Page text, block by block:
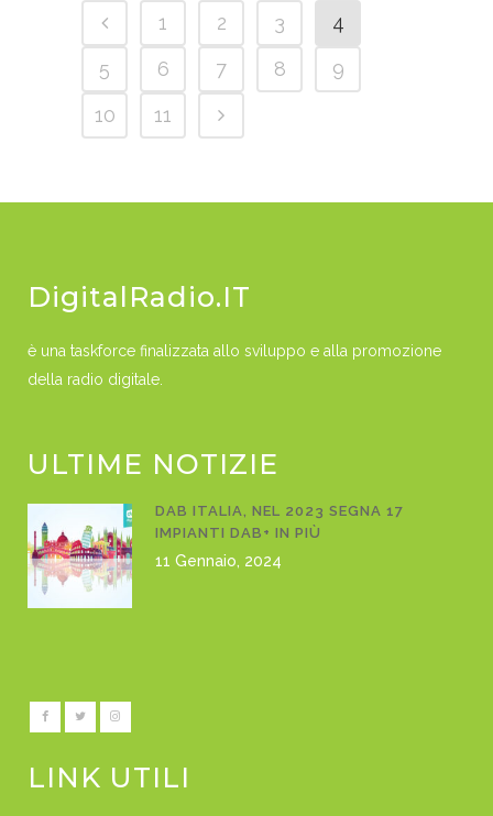
1 2 3
4
5
6 7 8
9
10
11
DigitalRadio.IT
è una taskforce finalizzata allo sviluppo e alla promozione
della radio digitale.
ULTIME NOTIZIE
DAB ITALIA, NEL 2023 SEGNA 17
IMPIANTI DAB+ IN PIÙ
11 Gennaio, 2024
LINK UTILI